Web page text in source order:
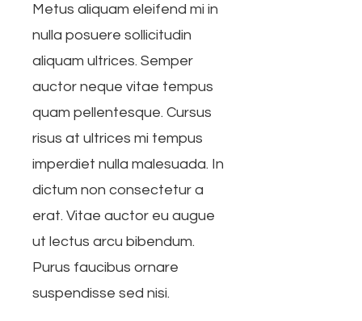
Metus aliquam eleifend mi in
nulla posuere sollicitudin
aliquam ultrices. Semper
auctor neque vitae tempus
quam pellentesque. Cursus
risus at ultrices mi tempus
imperdiet nulla malesuada. In
dictum non consectetur a
erat. Vitae auctor eu augue
ut lectus arcu bibendum.
Purus faucibus ornare
suspendisse sed nisi.